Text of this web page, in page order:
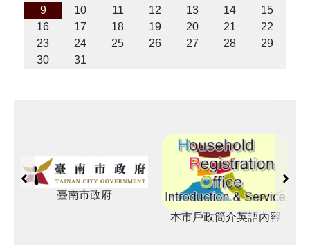
9
10 11 12 13 14
15
16
17 18 19 20 21
22
23
24 25 26 27 28
29
30
31
臺南市政府
本市戶政簡介英語內容